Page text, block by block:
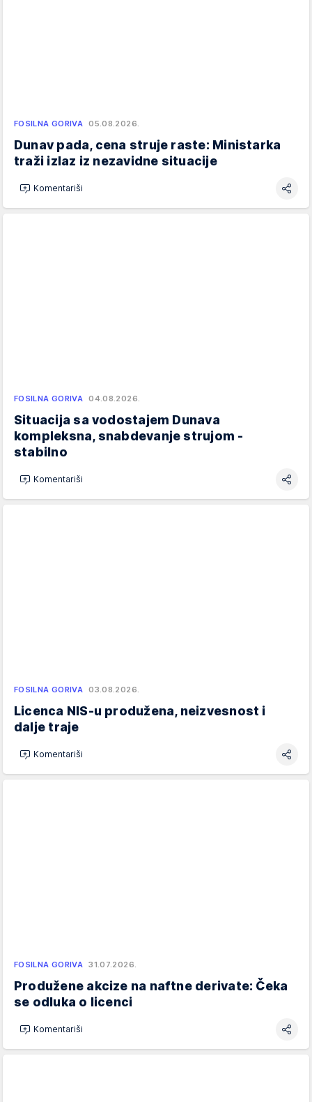
FOSILNA GORIVA 05.08.2026.
Dunav pada, cena struje raste: Ministarka
traži izlaz iz nezavidne situacije
Komentariši
FOSILNA GORIVA 04.08.2026.
Situacija sa vodostajem Dunava
kompleksna, snabdevanje strujom -
stabilno
Komentariši
FOSILNA GORIVA 03.08.2026.
Licenca NIS-u produžena, neizvesnost i
dalje traje
Komentariši
FOSILNA GORIVA 31.07.2026.
Produžene akcize na naftne derivate: Čeka
se odluka o licenci
Komentariši